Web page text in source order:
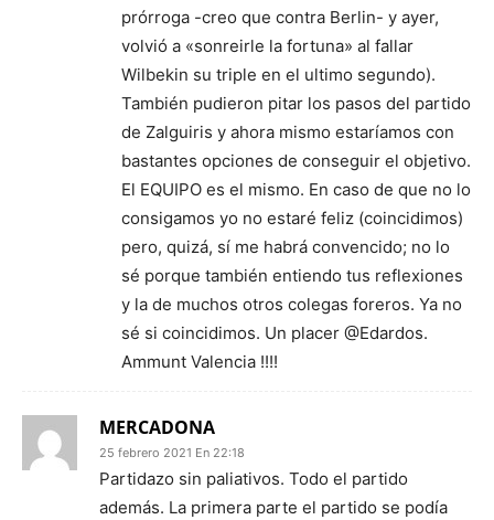
prórroga -creo que contra Berlin- y ayer,
volvió a «sonreirle la fortuna» al fallar
Wilbekin su triple en el ultimo segundo).
También pudieron pitar los pasos del partido
de Zalguiris y ahora mismo estaríamos con
bastantes opciones de conseguir el objetivo.
El EQUIPO es el mismo. En caso de que no lo
consigamos yo no estaré feliz (coincidimos)
pero, quizá, sí me habrá convencido; no lo
sé porque también entiendo tus reflexiones
y la de muchos otros colegas foreros. Ya no
sé si coincidimos. Un placer @Edardos.
Ammunt Valencia !!!!
MERCADONA
25 febrero 2021 En 22:18
Partidazo sin paliativos. Todo el partido
además. La primera parte el partido se podía